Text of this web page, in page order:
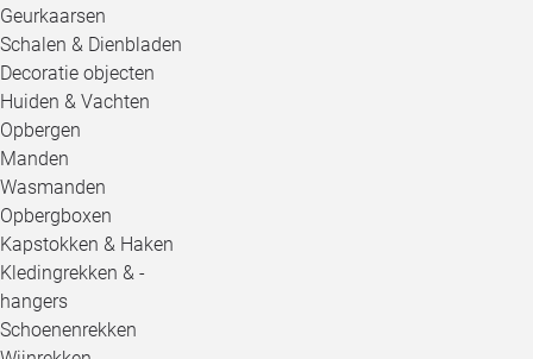
Geurkaarsen
Schalen & Dienbladen
Decoratie objecten
Huiden & Vachten
Opbergen
Manden
Wasmanden
Opbergboxen
Kapstokken & Haken
Kledingrekken & -
hangers
Schoenenrekken